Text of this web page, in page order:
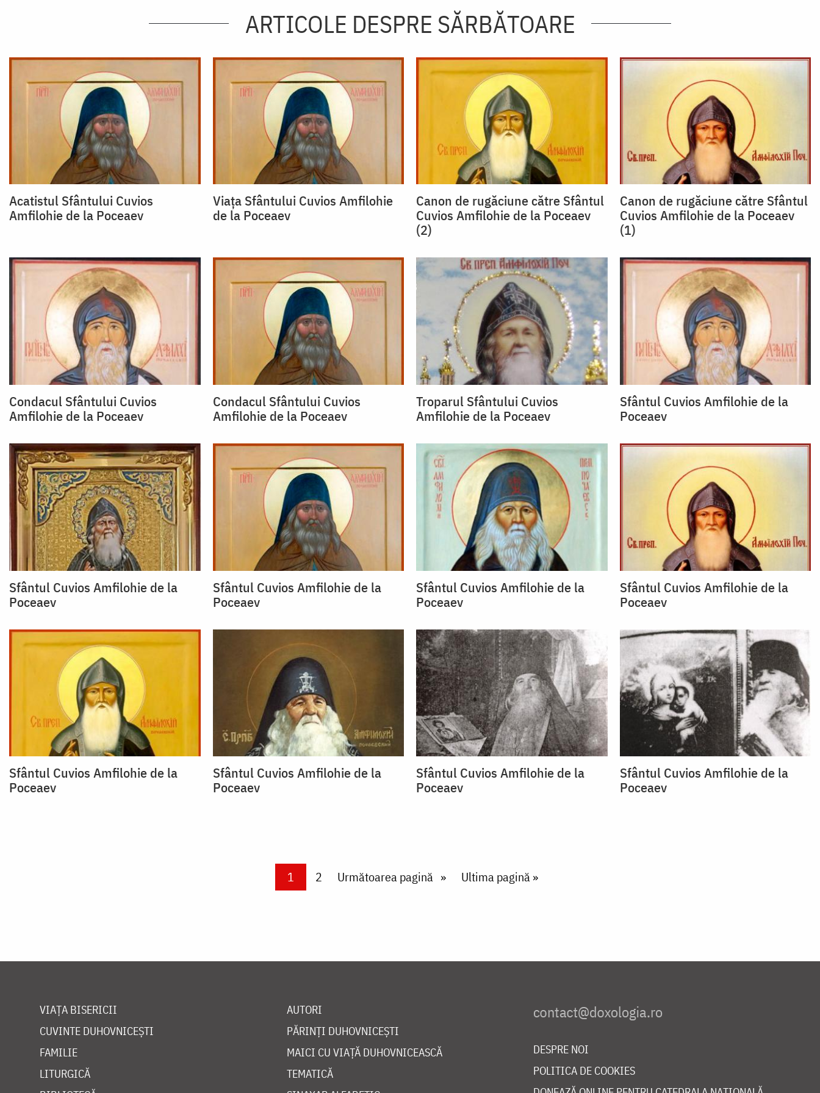
ARTICOLE DESPRE SĂRBĂTOARE
Acatistul Sfântului Cuvios
Amfilohie de la Poceaev
Viața Sfântului Cuvios Amfilohie
de la Poceaev
Canon de rugăciune către Sfântul
Cuvios Amfilohie de la Poceaev
(2)
Canon de rugăciune către Sfântul
Cuvios Amfilohie de la Poceaev
(1)
Condacul Sfântului Cuvios
Amfilohie de la Poceaev
Condacul Sfântului Cuvios
Amfilohie de la Poceaev
Troparul Sfântului Cuvios
Amfilohie de la Poceaev
Sfântul Cuvios Amfilohie de la
Poceaev
Sfântul Cuvios Amfilohie de la
Poceaev
Sfântul Cuvios Amfilohie de la
Poceaev
Sfântul Cuvios Amfilohie de la
Poceaev
Sfântul Cuvios Amfilohie de la
Poceaev
Sfântul Cuvios Amfilohie de la
Poceaev
Sfântul Cuvios Amfilohie de la
Poceaev
Sfântul Cuvios Amfilohie de la
Poceaev
Sfântul Cuvios Amfilohie de la
Poceaev
Current page
1 Page
2 Next page
Următoarea pagină Last page
Ultima pagină »
VIAȚA BISERICII
CUVINTE DUHOVNICEȘTI
FAMILIE
LITURGICĂ
AUTORI
PĂRINȚI DUHOVNICEȘTI
MAICI CU VIAȚĂ DUHOVNICEASCĂ
TEMATICĂ
DESPRE NOI
POLITICA DE COOKIES